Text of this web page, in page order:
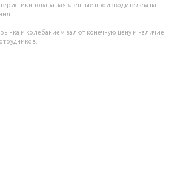
товара заявленные производителем на
рынка и колебанием валют конечную цену и наличие